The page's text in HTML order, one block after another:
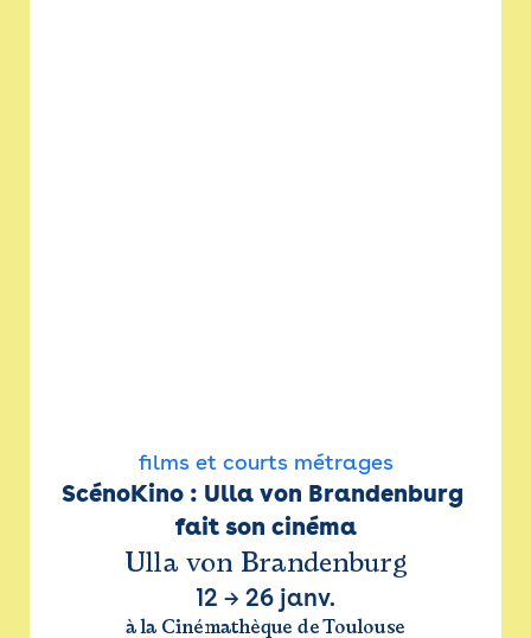
films et courts métrages
ScénoKino : Ulla von Brandenburg
fait son cinéma
Ulla von Brandenburg
12 → 26 janv.
à la Cinémathèque de Toulouse